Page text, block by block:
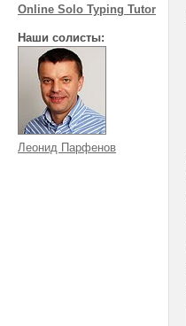
Online Solo Typing Tutor
Наши солисты:
Леонид Парфенов